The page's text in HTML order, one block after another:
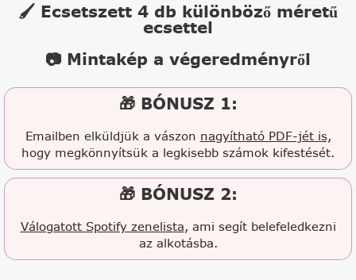
🖌️ Ecsetszett 4 db különböző méretű
ecsettel
📷 Mintakép a végeredményről
🎁 BÓNUSZ 1:
Emailben elküldjük a vászon nagyítható PDF-jét is,
hogy megkönnyítsük a legkisebb számok kifestését.
🎁 BÓNUSZ 2:
Válogatott Spotify zenelista, ami segít belefeledkezni
az alkotásba.